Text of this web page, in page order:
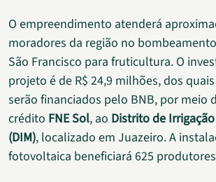
O empreendimento atenderá
moradores da região no
São Francisco para fruticultura. O
projeto é de R$ 24,9 milhões, dos
serão financiados pelo BNB, por meio
crédito FNE Sol, ao Distrito de
(DIM), localizado em Juazeiro. A
fotovoltaica beneficiará 625